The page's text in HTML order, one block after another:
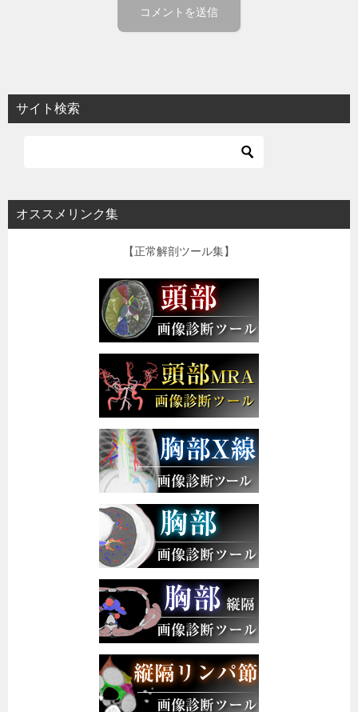
サイト検索
オススメリンク集
【正常解剖ツール集】